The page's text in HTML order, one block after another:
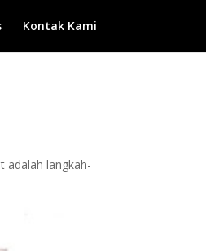
Kontak Kami
adalah langkah-